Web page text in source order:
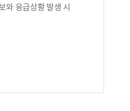
와 응급상황 발생 시